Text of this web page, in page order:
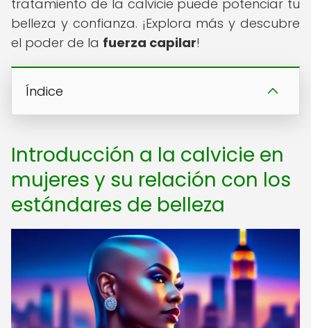
tratamiento de la calvicie puede potenciar tu
belleza y confianza. ¡Explora más y descubre
el poder de la fuerza capilar!
Índice
Introducción a la calvicie en
mujeres y su relación con los
estándares de belleza